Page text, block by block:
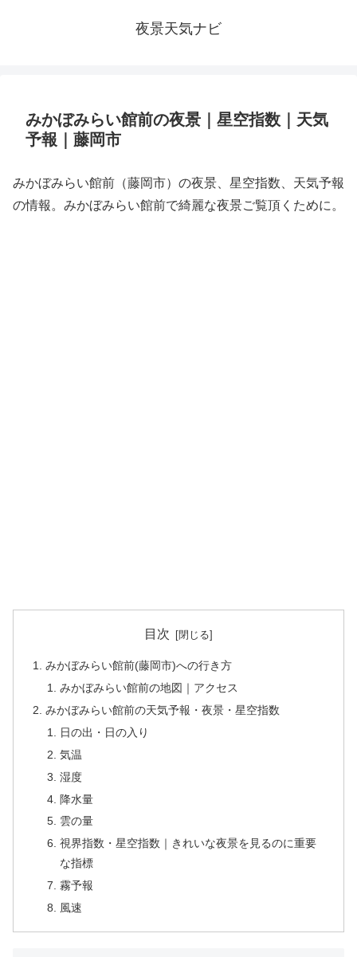
夜景天気ナビ
みかぼみらい館前の夜景｜星空指数｜天気
予報｜藤岡市
みかぼみらい館前（藤岡市）の夜景、星空指数、天気予報
の情報。みかぼみらい館前で綺麗な夜景ご覧頂くために。
目次
みかぼみらい館前(藤岡市)への行き方
みかぼみらい館前の地図｜アクセス
みかぼみらい館前の天気予報・夜景・星空指数
日の出・日の入り
気温
湿度
降水量
雲の量
視界指数・星空指数｜きれいな夜景を見るのに重要
な指標
霧予報
風速